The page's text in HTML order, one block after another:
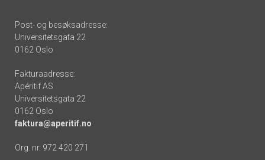
Post- og besøksadresse:
Universitetsgata 22
0162 Oslo
Fakturaadresse:
Apéritif AS
Universitetsgata 22
0162 Oslo
faktura@aperitif.no
Org. nr. 972 420 271